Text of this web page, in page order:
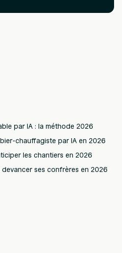
par IA : la méthode 2026
chauffagiste par IA en 2026
les chantiers en 2026
ses confrères en 2026